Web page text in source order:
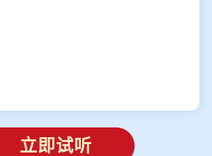
立即试听